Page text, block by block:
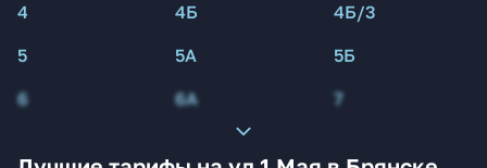
4
4Б
4Б/3
5
5А
5Б
6
6А 7